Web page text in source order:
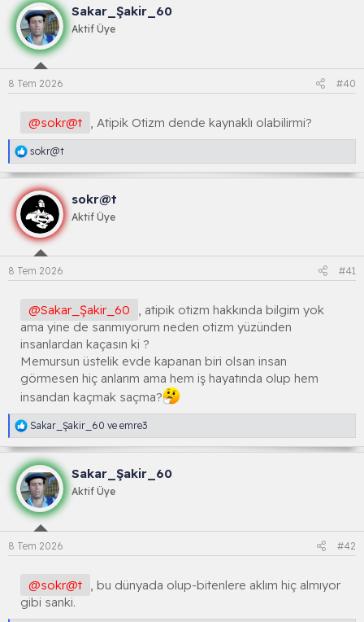
s
i
y
o
n
l
a
:
Sakar_Şakir_60
Aktif Üye
8 Tem 2026 #40
@sokr@t , Atipik Otizm dende kaynaklı olabilirmi?
R
e
a
k
s
i
y
o
n
l
a
:
sokr@t
sokr@t
Aktif Üye
8 Tem 2026 #41
@Sakar_Şakir_60
, atipik otizm hakkında bilgim yok
ama yine de sanmıyorum neden otizm yüzünden
insanlardan kaçasın ki ?
Memursun üstelik evde kapanan biri olsan insan
görmesen hiç anlarım ama hem iş hayatında olup hem
insandan kaçmak saçma?
R
e
a
k
s
i
y
o
n
l
a
:
Sakar_Şakir_60 ve emre3
Sakar_Şakir_60
Aktif Üye
8 Tem 2026 #42
@sokr@t
, bu dünyada olup-bitenlere aklım hiç almıyor
gibi sanki.